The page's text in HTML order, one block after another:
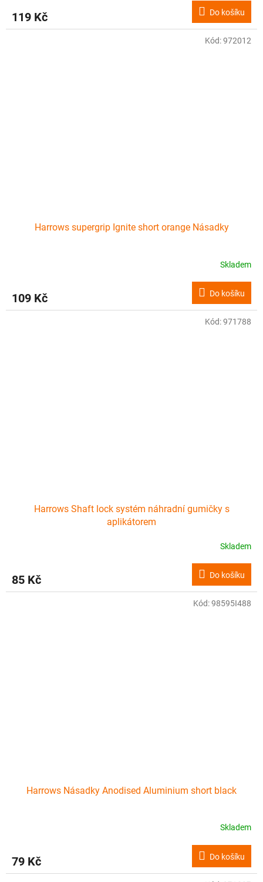
119 Kč Do košíku
Harrows supergrip Ignite short orange Násadky
Skladem
109 Kč Do košíku
Kód:972012
Harrows Shaft lock systém náhradní gumičky s
aplikátorem
Skladem
85 Kč Do košíku
Kód:971788
Harrows Násadky Anodised Aluminium short black
Skladem
79 Kč Do košíku
Kód:98595I488